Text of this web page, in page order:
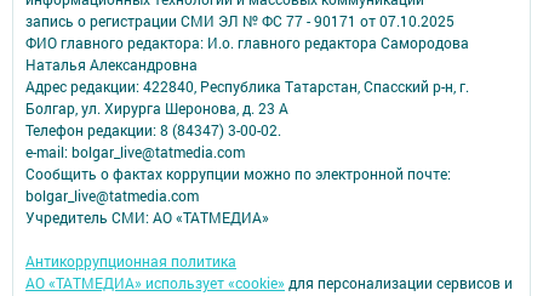
запись о регистрации СМИ ЭЛ № ФС 77 - 90171 от 07.10.2025
ФИО главного редактора: И.о. главного редактора Самородова
Наталья Александровна
Адрес редакции: 422840, Республика Татарстан, Спасский р-н, г.
Болгар, ул. Хирурга Шеронова, д. 23 А
Телефон редакции: 8 (84347) 3-00-02.
e-mail: bolgar_live@tatmedia.com
Сообщить о фактах коррупции можно по электронной почте:
bolgar_live@tatmedia.com
Учредитель СМИ: АО «ТАТМЕДИА»
Антикоррупционная политика
АО «ТАТМЕДИА» использует «cookie» для персонализации сервисов и